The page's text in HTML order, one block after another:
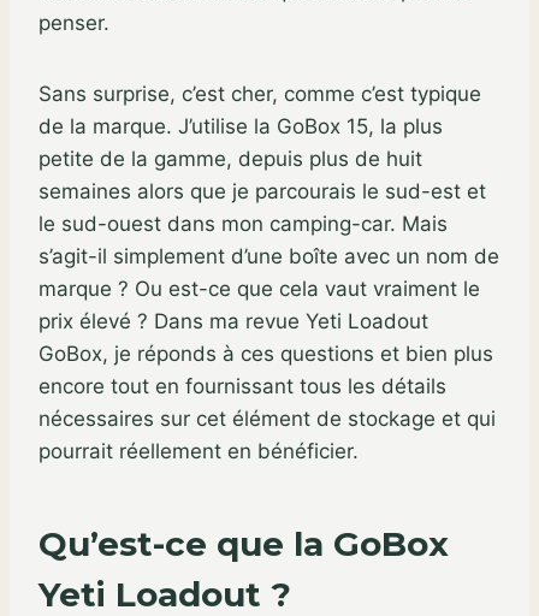
penser.
Sans surprise, c’est cher, comme c’est typique
de la marque. J’utilise la GoBox 15, la plus
petite de la gamme, depuis plus de huit
semaines alors que je parcourais le sud-est et
le sud-ouest dans mon camping-car. Mais
s’agit-il simplement d’une boîte avec un nom de
marque ? Ou est-ce que cela vaut vraiment le
prix élevé ? Dans ma revue Yeti Loadout
GoBox, je réponds à ces questions et bien plus
encore tout en fournissant tous les détails
nécessaires sur cet élément de stockage et qui
pourrait réellement en bénéficier.
Qu’est-ce que la GoBox
Yeti Loadout ?